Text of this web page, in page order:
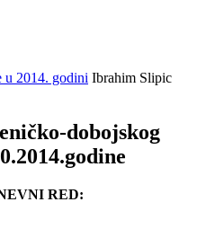
u 2014. godini Ibrahim Slipic
dobojskog
RED: